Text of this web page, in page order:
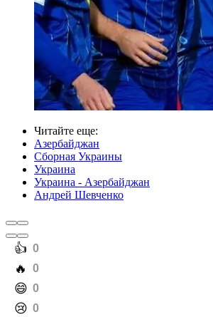
Читайте еще:
Азербайджан
Сборная Украины
Украина
Украина - Азербайджан
Андрей Шевченко
️👍 0
️🔥 0
️😄 0
️😢 0